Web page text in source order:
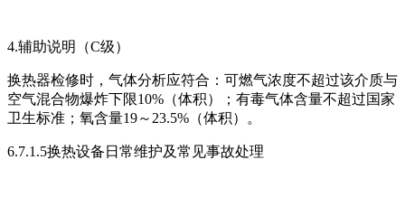
4.辅助说明（C级）
换热器检修时，气体分析应符合：可燃气浓度不超过该介质与
空气混合物爆炸下限10%（体积）；有毒气体含量不超过国家
卫生标准；氧含量19～23.5%（体积）。
6.7.1.5换热设备日常维护及常见事故处理